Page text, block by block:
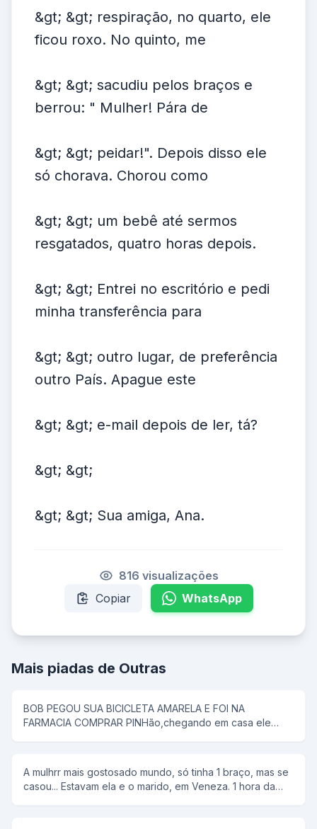
&gt; &gt; respiração, no quarto, ele
ficou roxo. No quinto, me
&gt; &gt; sacudiu pelos braços e
berrou: " Mulher! Pára de
&gt; &gt; peidar!". Depois disso ele
só chorava. Chorou como
&gt; &gt; um bebê até sermos
resgatados, quatro horas depois.
&gt; &gt; Entrei no escritório e pedi
minha transferência para
&gt; &gt; outro lugar, de preferência
outro País. Apague este
&gt; &gt; e-mail depois de ler, tá?
&gt; &gt;
&gt; &gt; Sua amiga, Ana.
816 visualizações
Copiar
WhatsApp
Mais piadas de Outras
BOB PEGOU SUA BICICLETA AMARELA E FOI NA
FARMACIA COMPRAR PINHão,chegando em casa ele
A mulhrr mais gostosado mundo, só tinha 1 braço, mas se
casou... Estavam ela e o marido, em Veneza. 1 hora da